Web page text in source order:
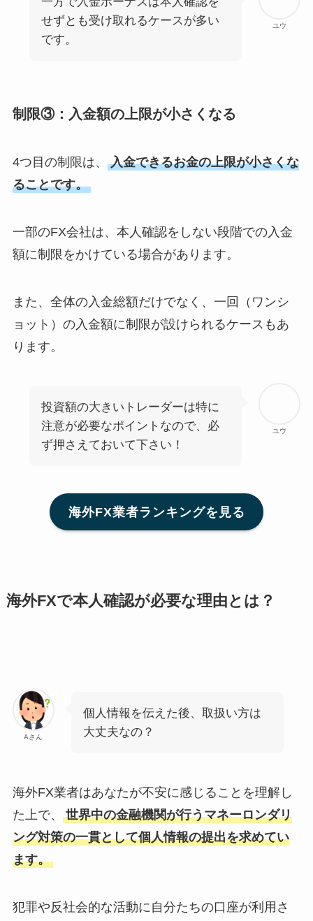
ユウ
せずとも受け取れるケースが多い
です。
制限③：入金額の上限が小さくなる
4つ目の制限は、
入金できるお金の上限が小さくな
ることです。
一部のFX会社は、本人確認をしない段階での入金
額に制限をかけている場合があります。
また、全体の入金総額だけでなく、一回（ワンシ
ョット）の入金額に制限が設けられるケースもあ
ります。
ユウ
投資額の大きいトレーダーは特に
注意が必要なポイントなので、必
ず押さえておいて下さい！
海外FX業者ランキングを見る
海外FXで本人確認が必要な理由とは？
Aさん
個人情報を伝えた後、取扱い方は
大丈夫なの？
海外FX業者はあなたが不安に感じることを理解し
た上で、
世界中の金融機関が行うマネーロンダリ
ング対策の一貫として個人情報の提出を求めてい
ます。
犯罪や反社会的な活動に自分たちの口座が利用さ